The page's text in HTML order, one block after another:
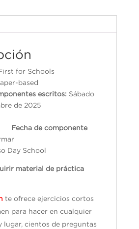
for Schools
based
escritos: Sábado
de 2025
Fecha de componente
Day School
material de práctica
te ofrece ejercicios cortos
para hacer en cualquier
lugar, cientos de preguntas